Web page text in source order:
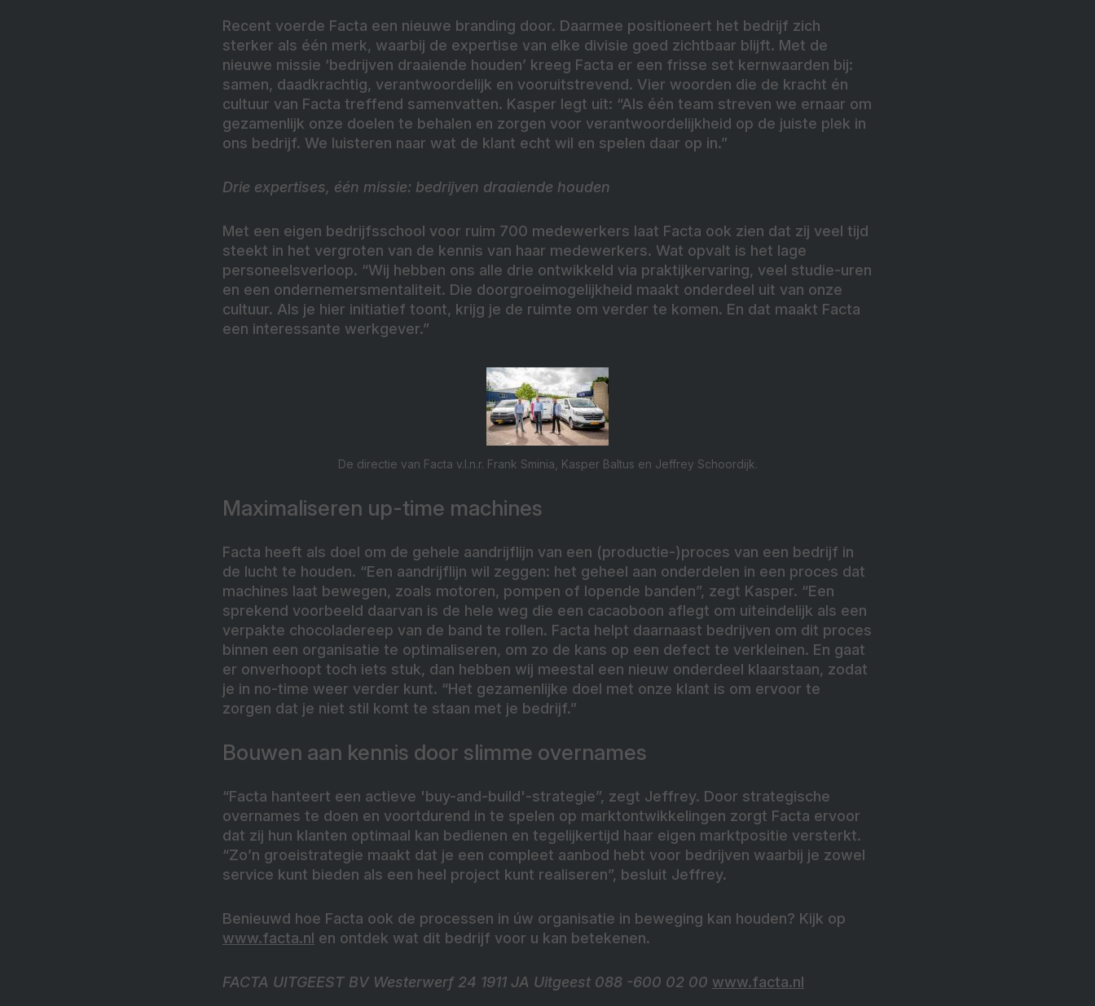
Recent voerde Facta een nieuwe branding door. Daarmee positioneert het bedrijf zich
sterker als één merk, waarbij de expertise van elke divisie goed zichtbaar blijft. Met de
nieuwe missie ‘bedrijven draaiende houden’ kreeg Facta er een frisse set kernwaarden bij:
samen, daadkrachtig, verantwoordelijk en vooruitstrevend. Vier woorden die de kracht én
cultuur van Facta treffend samenvatten. Kasper legt uit: “Als één team streven we ernaar om
gezamenlijk onze doelen te behalen en zorgen voor verantwoordelijkheid op de juiste plek in
ons bedrijf. We luisteren naar wat de klant echt wil en spelen daar op in.”
Drie expertises, één missie: bedrijven draaiende houden
Met een eigen bedrijfsschool voor ruim 700 medewerkers laat Facta ook zien dat zij veel tijd
steekt in het vergroten van de kennis van haar medewerkers. Wat opvalt is het lage
personeelsverloop. “Wij hebben ons alle drie ontwikkeld via praktijkervaring, veel studie-uren
en een ondernemersmentaliteit. Die doorgroeimogelijkheid maakt onderdeel uit van onze
cultuur. Als je hier initiatief toont, krijg je de ruimte om verder te komen. En dat maakt Facta
een interessante werkgever.”
De directie van Facta v.l.n.r. Frank Sminia, Kasper Baltus en Jeffrey Schoordijk.
Maximaliseren up-time machines
Facta heeft als doel om de gehele aandrijflijn van een (productie-)proces van een bedrijf in
de lucht te houden. “Een aandrijflijn wil zeggen: het geheel aan onderdelen in een proces dat
machines laat bewegen, zoals motoren, pompen of lopende banden”, zegt Kasper. “Een
sprekend voorbeeld daarvan is de hele weg die een cacaoboon aflegt om uiteindelijk als een
verpakte chocoladereep van de band te rollen. Facta helpt daarnaast bedrijven om dit proces
binnen een organisatie te optimaliseren, om zo de kans op een defect te verkleinen. En gaat
er onverhoopt toch iets stuk, dan hebben wij meestal een nieuw onderdeel klaarstaan, zodat
je in no-time weer verder kunt. “Het gezamenlijke doel met onze klant is om ervoor te
zorgen dat je niet stil komt te staan met je bedrijf.”
Bouwen aan kennis door slimme overnames
“Facta hanteert een actieve 'buy-and-build'-strategie”, zegt Jeffrey. Door strategische
overnames te doen en voortdurend in te spelen op marktontwikkelingen zorgt Facta ervoor
dat zij hun klanten optimaal kan bedienen en tegelijkertijd haar eigen marktpositie versterkt.
“Zo’n groeistrategie maakt dat je een compleet aanbod hebt voor bedrijven waarbij je zowel
service kunt bieden als een heel project kunt realiseren”, besluit Jeffrey.
Benieuwd hoe Facta ook de processen in úw organisatie in beweging kan houden? Kijk op
www.facta.nl en ontdek wat dit bedrijf voor u kan betekenen.
FACTA UITGEEST BV Westerwerf 24 1911 JA Uitgeest 088 -600 02 00 www.facta.nl